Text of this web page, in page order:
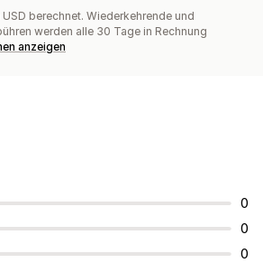
berechnet. Wiederkehrende und
werden alle 30 Tage in Rechnung
anzeigen
0
0
0